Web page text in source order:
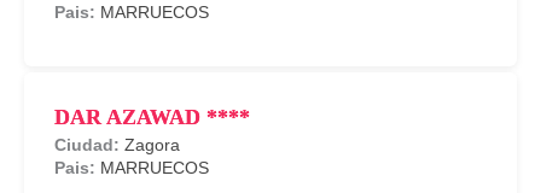
MARRUECOS
DAR AZAWAD ****
Zagora
MARRUECOS